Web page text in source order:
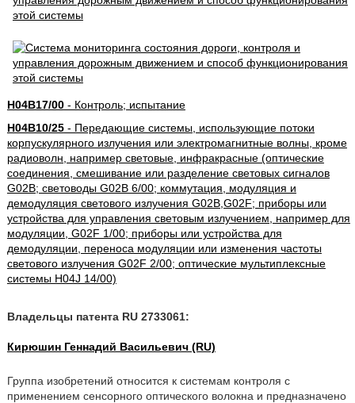
H04B17/00- Контроль; испытание
H04B10/25- Передающие системы, использующие потоки
корпускулярного излучения или электромагнитные волны, кроме
радиоволн, например световые, инфракрасные (оптические
соединения, смешивание или разделение световых сигналов
G02B; световоды G02B 6/00; коммутация, модуляция и
демодуляция светового излучения G02B,G02F; приборы или
устройства для управления световым излучением, например для
модуляции, G02F 1/00; приборы или устройства для
демодуляции, переноса модуляции или изменения частоты
светового излучения G02F 2/00; оптические мультиплексные
системы H04J 14/00)
Владельцы патента RU 2733061:
Кирюшин Геннадий Васильевич (RU)
Группа изобретений относится к системам контроля с
применением сенсорного оптического волокна и предназначено